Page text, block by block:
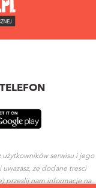
użytkowników serwisu i jego
ze dodane tresci
przeslij nam informacje na